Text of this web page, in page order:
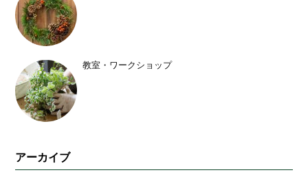
教室・ワークショップ
アーカイブ